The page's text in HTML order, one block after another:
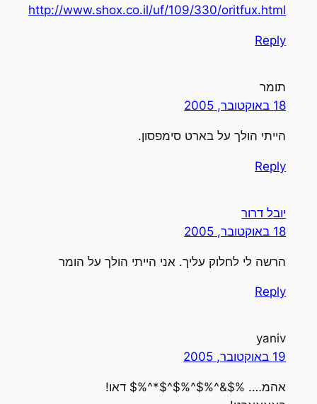
http://www.shox.co.il/uf/109/330/oritfux.html
Reply
תומר
18 באוקטובר, 2005
הייתי הולך על בארט סימפסון.
Reply
יובל דרור
18 באוקטובר, 2005
הרשה לי לחלוק עליך. אני הייתי הולך על הומר
Reply
yaniv
19 באוקטובר, 2005
אהמ…. %$&^%$^%$^$*^%$ דאו!